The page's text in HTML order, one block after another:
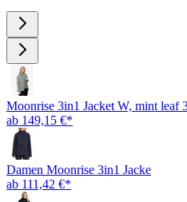
Moonrise 3in1 Jacket W, mint leaf
ab 149,15 €*
Damen Moonrise 3in1 Jacke
ab 111,42 €*